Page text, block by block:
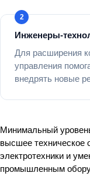
Инженеры-
Для расширения
управления
внедрять новые
Минимальный
высшее техническое
электротехники и
промышленным